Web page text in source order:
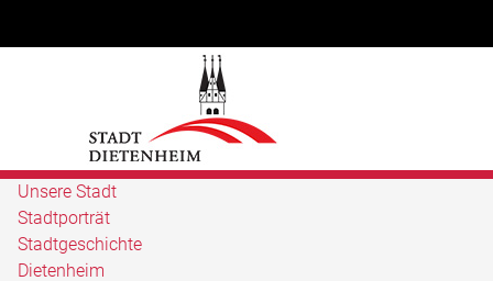
Unsere Stadt
Stadtporträt
Stadtgeschichte
Dietenheim